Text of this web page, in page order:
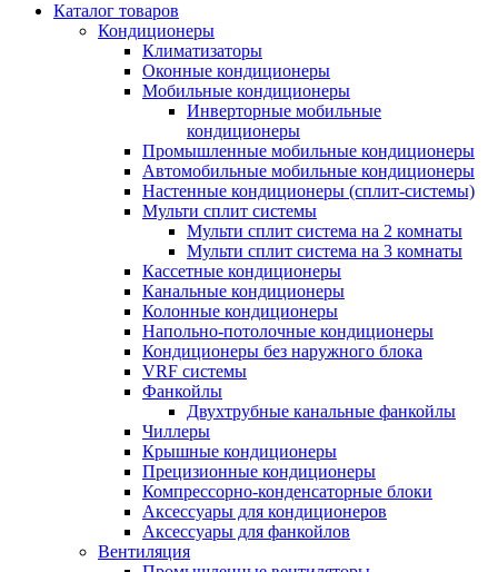
Каталог товаров
Кондиционеры
Климатизаторы
Оконные кондиционеры
Мобильные кондиционеры
Инверторные мобильные
кондиционеры
Промышленные мобильные кондиционеры
Автомобильные мобильные кондиционеры
Настенные кондиционеры (сплит-системы)
Мульти сплит системы
Мульти сплит система на 2 комнаты
Мульти сплит система на 3 комнаты
Кассетные кондиционеры
Канальные кондиционеры
Колонные кондиционеры
Напольно-потолочные кондиционеры
Кондиционеры без наружного блока
VRF системы
Фанкойлы
Двухтрубные канальные фанкойлы
Чиллеры
Крышные кондиционеры
Прецизионные кондиционеры
Компрессорно-конденсаторные блоки
Аксессуары для кондиционеров
Аксессуары для фанкойлов
Вентиляция